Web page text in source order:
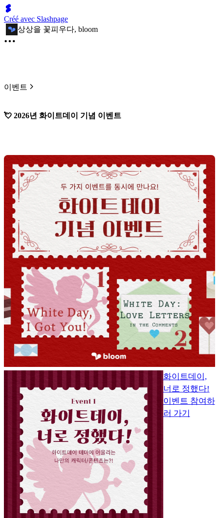
Créé avec Slashpage
상상을 꽃피우다, bloom
이벤트
💘 2026년 화이트데이 기념 이벤트
화이트데이,
너로 정했다!
이벤트 참여하
러 가기